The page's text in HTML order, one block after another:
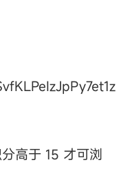
高于 15 才可浏